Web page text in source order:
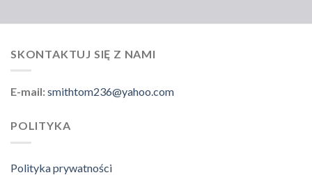
SKONTAKTUJ SIĘ Z NAMI
E-mail:smithtom236@yahoo.com
POLITYKA
Polityka prywatności